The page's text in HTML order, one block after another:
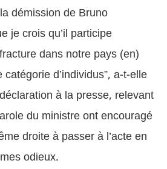
démission de Bruno
je crois qu’il participe
dans notre pays (en)
d’individus”, a-t-elle
à la presse, relevant
du ministre ont encouragé
droite à passer à l’acte en
odieux.